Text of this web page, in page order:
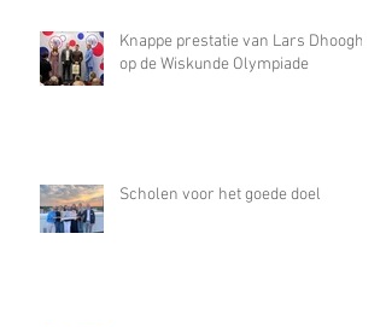
Knappe prestatie van Lars Dhooghe
op de Wiskunde Olympiade
Scholen voor het goede doel